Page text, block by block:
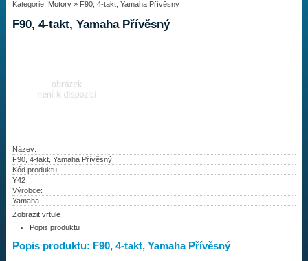
Provedení:
Výrobce:
Najít vrtuli
Vrtule
Kontakty
Aktuality
Kategorie: Motory» F90, 4-takt, Yamaha Přívěsný
F90, 4-takt, Yamaha Přívěsný
Název:
F90, 4-takt, Yamaha Přívěsný
Kód produktu:
Y42
Výrobce:
Yamaha
Zobrazit vrtule
Popis produktu
Popis produktu: F90, 4-takt, Yamaha Přívěsný